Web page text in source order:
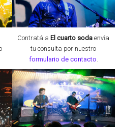
Contratá a El cuarto soda envía
tu consulta por nuestro
formulario de contacto.